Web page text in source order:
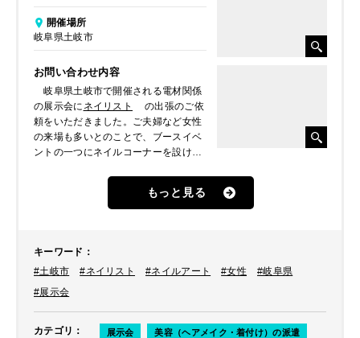
開催場所
岐阜県土岐市
お問い合わせ内容
岐阜県土岐市で開催される電材関係
の展示会に ネイリスト
の出張のご依
頼をいただきました。ご夫婦など女性
の来場も多いとのことで、ブースイベ
ントの一つにネイルコーナーを設けた
もっと見る
キーワード ：
#土岐市
#ネイリスト #ネイルアート #女性
#岐阜県
#展示会
カテゴリ ： 展示会 美容（ヘアメイク・着付け）の派遣